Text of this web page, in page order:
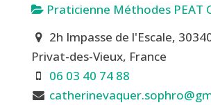
Praticienne Méthodes PEAT
2h Impasse de l'Escale,
Privat-des-Vieux, France
06 03 40 74 88